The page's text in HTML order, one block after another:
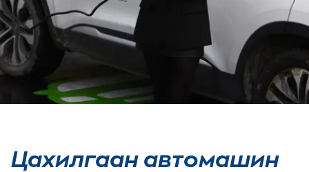
Цахилгаан автомашин